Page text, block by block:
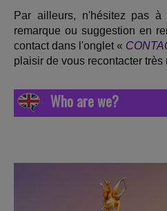
Par ailleurs, n'hésitez pas
remarque ou suggestion en
contact dans l'onglet «
plaisir de vous recontacter très
Who are we?